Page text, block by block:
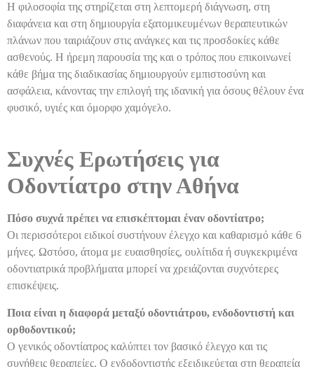
Η φιλοσοφία της στηρίζεται στη λεπτομερή διάγνωση, στη
διαφάνεια και στη δημιουργία εξατομικευμένων θεραπευτικών
πλάνων που ταιριάζουν στις ανάγκες και τις προσδοκίες κάθε
ασθενούς. Η ήρεμη παρουσία της και ο τρόπος που επικοινωνεί
κάθε βήμα της διαδικασίας δημιουργούν εμπιστοσύνη και
ασφάλεια, κάνοντας την επιλογή της ιδανική για όσους θέλουν ένα
φυσικό, υγιές και όμορφο χαμόγελο.
Συχνές Ερωτήσεις για
Οδοντίατρο στην Αθήνα
Πόσο συχνά πρέπει να επισκέπτομαι έναν οδοντίατρο;
Οι περισσότεροι ειδικοί συστήνουν έλεγχο και καθαρισμό κάθε 6
μήνες. Ωστόσο, άτομα με ευαισθησίες, ουλίτιδα ή συγκεκριμένα
οδοντιατρικά προβλήματα μπορεί να χρειάζονται συχνότερες
επισκέψεις.
Ποια είναι η διαφορά μεταξύ οδοντιάτρου, ενδοδοντιστή και
ορθοδοντικού;
Ο γενικός οδοντίατρος καλύπτει τον βασικό έλεγχο και τις
συνήθεις θεραπείες. Ο ενδοδοντιστής εξειδικεύεται στη θεραπεία